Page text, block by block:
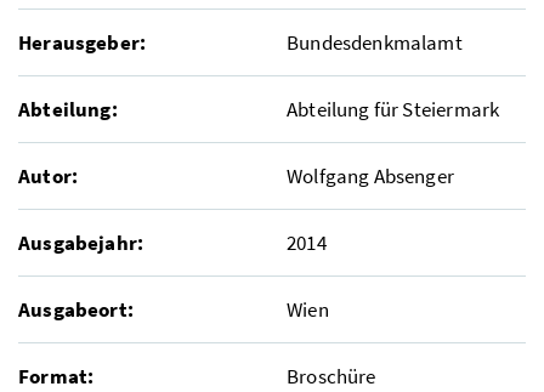
Herausgeber: Bundesdenkmalamt
Abteilung: Abteilung für Steiermark
Autor: Wolfgang Absenger
Ausgabejahr: 2014
Ausgabeort: Wien
Format: Broschüre